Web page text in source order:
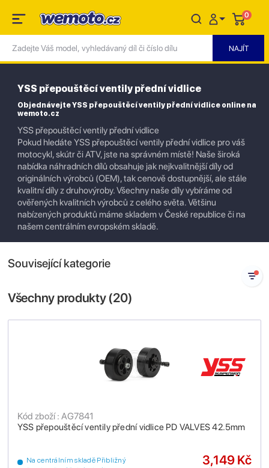
0
YSS přepouštěcí ventily přední vidlice
Objednávejte YSS přepouštěcí ventily přední vidlice online na
wemoto.cz
YSS přepouštěcí ventily přední vidlice
Pokud hledáte YSS přepouštěcí ventily přední vidlice pro váš
motocykl, skútr či ATV, jste na správném místě! Naše široká
nabídka náhradních dílů obsahuje jak nejkvalitnější díly od
originálních výrobců (OEM), tak cenově dostupnější, ale stále
kvalitní díly z druhovýroby. Všechny naše díly vybíráme od
ověřených kvalitních výrobců z celého světa. Většinu
nabízených produktů máme skladem v České republice či na
našem centrálním evropském skladě.
Související kategorie
Všechny produkty (20)
YSS přepouštěcí ventily přední vidlice PD VALVES 42.5mm
Kód zboží : AG7841
Na centrálním skladě Přibližný
3,149 Kč